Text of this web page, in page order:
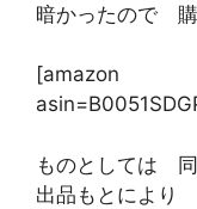
暗かったので 購
[amazon
ものとしては
出品もとにより